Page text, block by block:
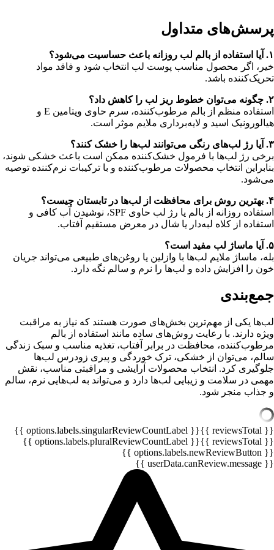
پرسش‌های متداول
۱. آیا استفاده از بالم لب روزانه باعث حساسیت می‌شود؟
خیر، اگر محصول مناسب پوست لب انتخاب شود و فاقد مواد
تحریک‌کننده باشد.
۲. چگونه می‌توان خطوط ریز لب را کاهش داد؟
استفاده منظم از بالم مرطوب‌کننده، سرم حاوی ویتامین E و
هیالورونیک اسید و لایه‌برداری ملایم موثر است.
۳. آیا رژ لب‌های رنگی می‌توانند لب‌ها را خشک کنند؟
برخی رژ لب‌ها با فرمول خشک‌کننده ممکن است باعث خشکی شوند،
بنابراین انتخاب محصولات مرطوب‌کننده و با ترکیبات نرم‌کننده توصیه
می‌شود.
۴. بهترین روش برای محافظت از لب‌ها در تابستان چیست؟
استفاده روزانه از بالم یا رژ لب حاوی SPF، نوشیدن آب کافی و
استفاده از کلاه لبه‌دار یا شال در معرض مستقیم آفتاب.
۵. آیا ماساژ لب مفید است؟
بله، ماساژ ملایم لب‌ها با وازلین یا روغن‌های طبیعی می‌تواند جریان
خون را افزایش داده و لب‌ها را نرم و سالم نگه دارد.
جمع‌بندی
لب‌ها یکی از مهم‌ترین بخش‌های صورت هستند که نیاز به مراقبت
ویژه دارند. با رعایت روش‌های ساده مانند استفاده از بالم
مرطوب‌کننده، محافظت در برابر آفتاب، تغذیه مناسب و سبک زندگی
سالم، می‌توان از خشکی، ترک خوردگی و پیری زودرس لب‌ها
جلوگیری کرد. انتخاب محصولات آرایشی و مراقبتی مناسب، نقش
مهمی در سلامت و زیبایی لب‌ها دارد و می‌تواند به لب‌هایی نرم، سالم
و جذاب منجر شود.
{{ reviewsTotal }}
{{ options.labels.singularReviewCountLabel }}
{{ reviewsTotal }}
{{ options.labels.pluralReviewCountLabel }}
{{ options.labels.newReviewButton }}
{{ userData.canReview.message }}